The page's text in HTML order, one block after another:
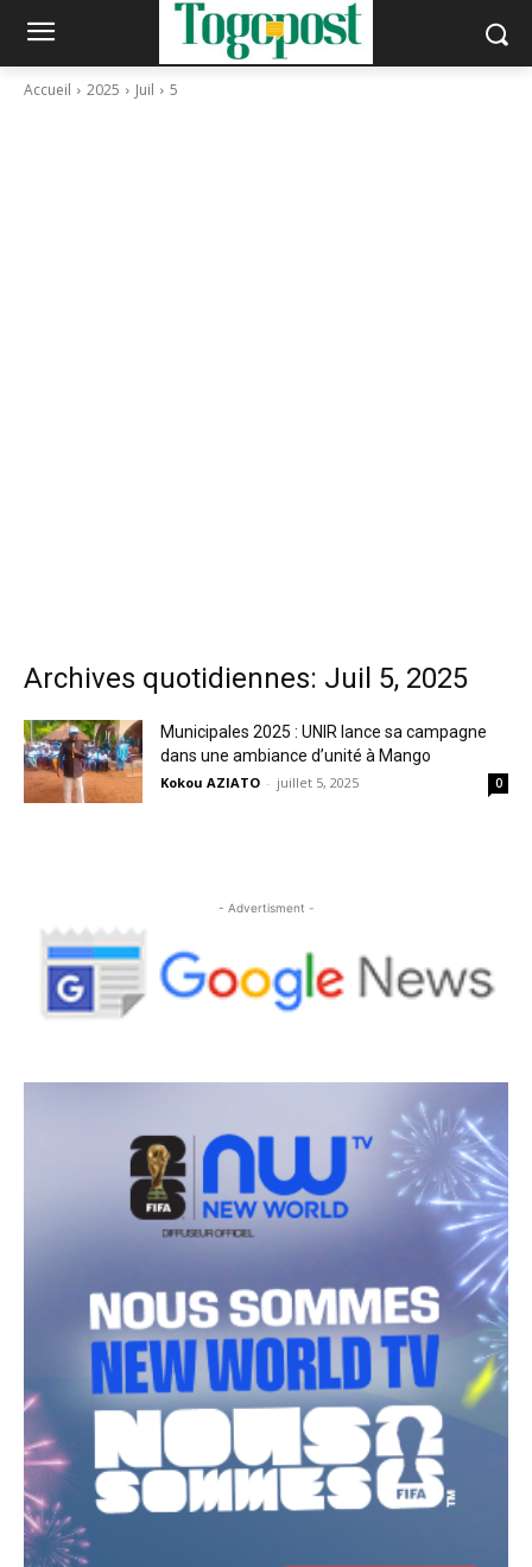
Accueil 2025 Juil 5
Archives quotidiennes: Juil 5, 2025
Municipales 2025 : UNIR lance sa campagne
dans une ambiance d’unité à Mango
Kokou AZIATO - juillet 5, 2025 0
- Advertisment -